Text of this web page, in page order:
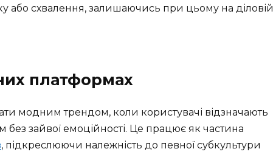
або схвалення, залишаючись при цьому на діловій
платформах
модним трендом, коли користувачі відзначають
без зайвої емоційності. Це працює як частина
, підкреслюючи належність до певної субкультури